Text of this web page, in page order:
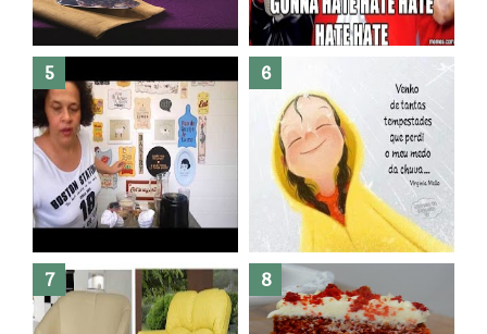
Banheiro novo por menos de
R$300,00 ?? E sem quebra
quebra ??( Editado)
Posso congelar bolo ??
Dez bolos pra fazer antes de
morrer !
Haters, como surgiram?